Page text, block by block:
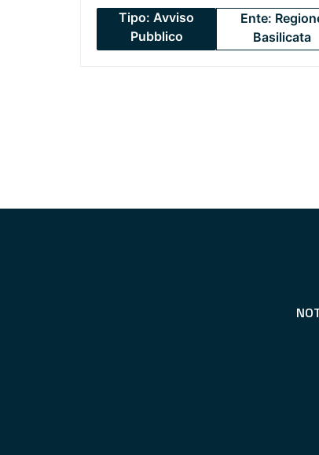
Tipo: Avviso
Pubblico
Ente:
Basilicata